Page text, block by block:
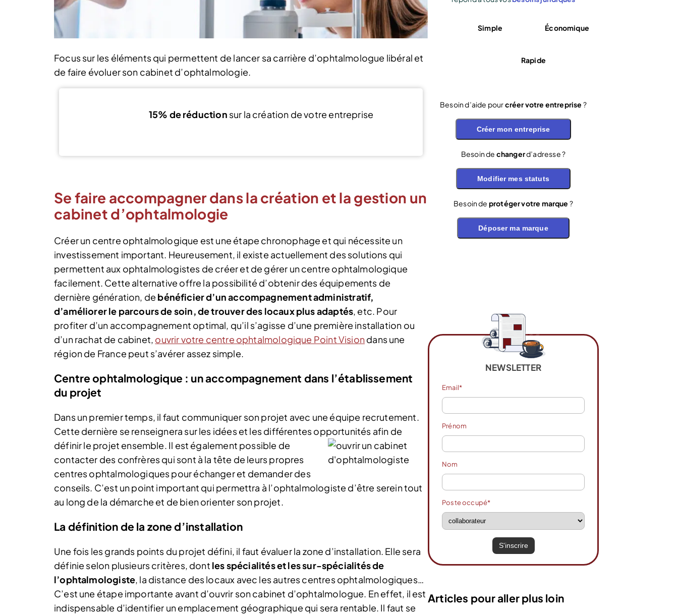
Focus sur les éléments qui permettent de lancer sa carrière d’ophtalmologue libéral et
de faire évoluer son cabinet d’ophtalmologie.
15% de réduction sur la création de votre entreprise
Se faire accompagner dans la création et la gestion un
cabinet d’ophtalmologie
Créer un centre ophtalmologique est une étape chronophage et qui nécessite un
investissement important. Heureusement, il existe actuellement des solutions qui
permettent aux ophtalmologistes de créer et de gérer un centre ophtalmologique
facilement. Cette alternative offre la possibilité d’obtenir des équipements de
dernière génération, de bénéficier d’un accompagnement administratif,
d’améliorer le parcours de soin, de trouver des locaux plus adaptés, etc. Pour
profiter d’un accompagnement optimal, qu’il s’agisse d’une première installation ou
d’un rachat de cabinet, ouvrir votre centre ophtalmologique Point Visiondans une
région de France peut s’avérer assez simple.
Centre ophtalmologique : un accompagnement dans l’établissement
du projet
Dans un premier temps, il faut communiquer son projet avec une équipe recrutement.
Cette dernière se renseignera sur les idées et les différentes opportunités afin de
définir le projet ensemble. Il est également possible de
contacter des confrères qui sont à la tête de leurs propres
centres ophtalmologiques pour échanger et demander des
conseils. C’est un point important qui permettra à l’ophtalmologiste d’être serein tout
au long de la démarche et de bien orienter son projet.
La définition de la zone d’installation
Une fois les grands points du projet défini, il faut évaluer la zone d’installation. Elle sera
définie selon plusieurs critères, dont les spécialités et les sur-spécialités de
l’ophtalmologiste, la distance des locaux avec les autres centres ophtalmologiques…
C’est une étape importante avant d’ouvrir son cabinet d’ophtalmologue. En effet, il est
indispensable d’identifier un emplacement géographique qui sera rentable. Il faut se
Simple Économique
Rapide
Besoin d’aide pourcréer votre entreprise ?
Créer mon entreprise
Besoin de changerd’adresse ?
Modifier mes statuts
Besoin de protéger votre marque ?
Déposer ma marque
NEWSLETTER
Email*
Prénom
Nom
Poste occupé*
Articles pour aller plus loin